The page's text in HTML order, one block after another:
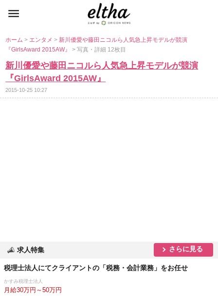
ホーム> エンタメ> 新川優愛や藤田ニコルら人気急上昇モデルが競演
『GirlsAward 2015AW』> 写真・詳細 12枚目
新川優愛や藤田ニコルら人気急上昇モデルが競演
『GirlsAward 2015AW』
2015-10-25 10:27
求人特集 さらに見る
税理士法人にてクライアントの「税務・会計業務」をお任せ
かすみ税理士法人
月給30万円～50万円